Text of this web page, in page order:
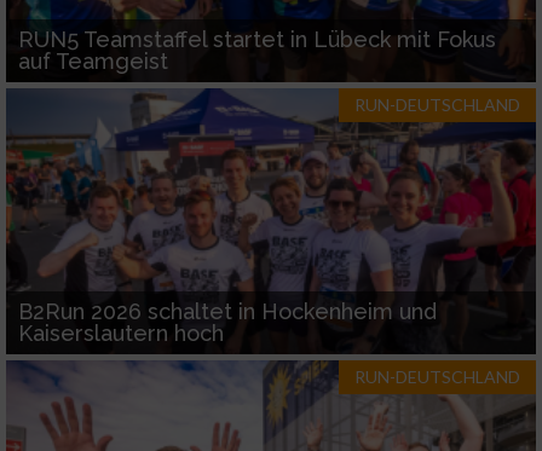
RUN5 Teamstaffel startet in Lübeck mit Fokus
auf Teamgeist
RUN-DEUTSCHLAND
B2Run 2026 schaltet in Hockenheim und
Kaiserslautern hoch
RUN-DEUTSCHLAND